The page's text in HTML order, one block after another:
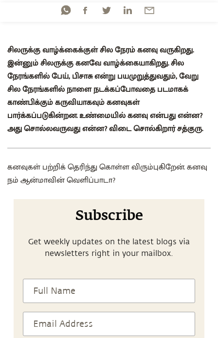
சிலருக்கு வாழ்க்கைக்குள் சில நேரம் கனவு வருகிறது.
இன்னும் சிலருக்கு கனவே வாழ்க்கையாகிறது. சில
நேரங்களில் பேய், பிசாசு என்று பயமுறுத்துவதும், வேறு
சில நேரங்களில் நாளை நடக்கப்போவதை படமாகக்
காண்பிக்கும் கருவியாகவும் கனவுகள்
பார்க்கப்படுகின்றன. உண்மையில் கனவு என்பது என்ன?
அது சொல்லவருவது என்ன? விடை சொல்கிறார் சத்குரு.
கனவுகள் பற்றிக் தெரிந்து கொள்ள விரும்புகிறேன். கனவு
நம் ஆன்மாவின் வெளிப்பாடா?
Subscribe
Get weekly updates on the latest blogs via
newsletters right in your mailbox.